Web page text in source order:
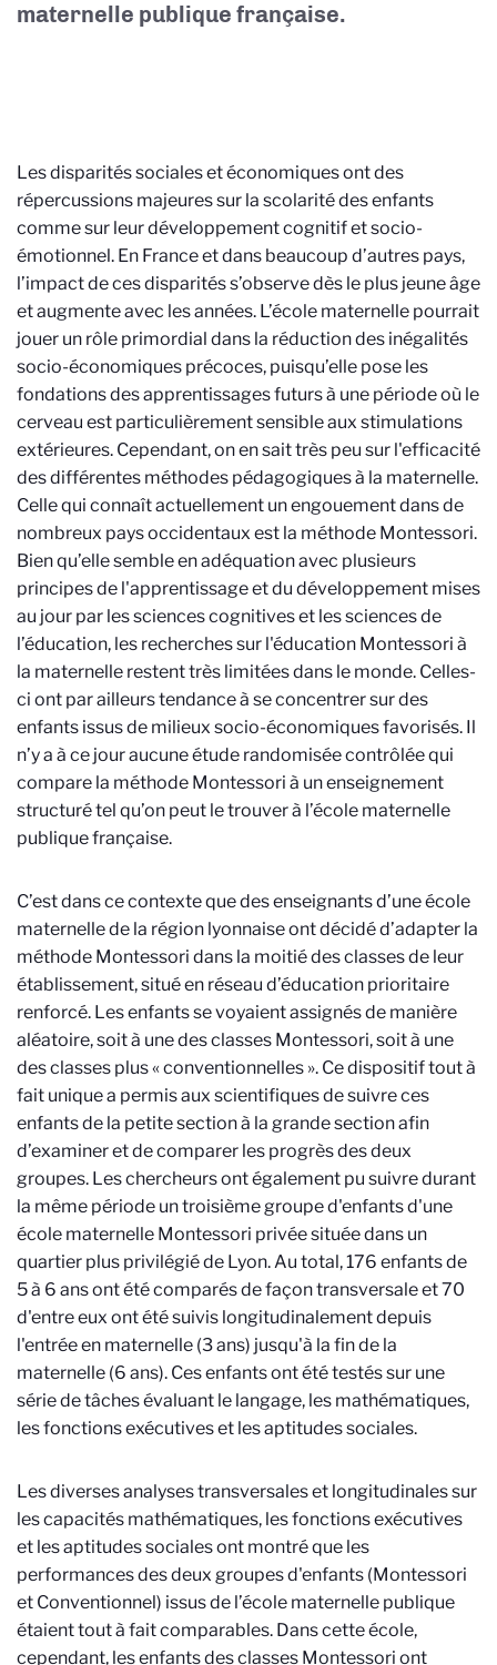
maternelle publique française.
Les disparités sociales et économiques ont des
répercussions majeures sur la scolarité des enfants
comme sur leur développement cognitif et socio-
émotionnel. En France et dans beaucoup d’autres pays,
l’impact de ces disparités s’observe dès le plus jeune âge
et augmente avec les années. L’école maternelle pourrait
jouer un rôle primordial dans la réduction des inégalités
socio-économiques précoces, puisqu’elle pose les
fondations des apprentissages futurs à une période où le
cerveau est particulièrement sensible aux stimulations
extérieures. Cependant, on en sait très peu sur l'efficacité
des différentes méthodes pédagogiques à la maternelle.
Celle qui connaît actuellement un engouement dans de
nombreux pays occidentaux est la méthode Montessori.
Bien qu’elle semble en adéquation avec plusieurs
principes de l'apprentissage et du développement mises
au jour par les sciences cognitives et les sciences de
l’éducation, les recherches sur l'éducation Montessori à
la maternelle restent très limitées dans le monde. Celles-
ci ont par ailleurs tendance à se concentrer sur des
enfants issus de milieux socio-économiques favorisés. Il
n’y a à ce jour aucune étude randomisée contrôlée qui
compare la méthode Montessori à un enseignement
structuré tel qu’on peut le trouver à l’école maternelle
publique française.
C’est dans ce contexte que des enseignants d’une école
maternelle de la région lyonnaise ont décidé d’adapter la
méthode Montessori dans la moitié des classes de leur
établissement, situé en réseau d’éducation prioritaire
renforcé. Les enfants se voyaient assignés de manière
aléatoire, soit à une des classes Montessori, soit à une
des classes plus « conventionnelles ». Ce dispositif tout à
fait unique a permis aux scientifiques de suivre ces
enfants de la petite section à la grande section afin
d’examiner et de comparer les progrès des deux
groupes. Les chercheurs ont également pu suivre durant
la même période un troisième groupe d'enfants d'une
école maternelle Montessori privée située dans un
quartier plus privilégié de Lyon. Au total, 176 enfants de
5 à 6 ans ont été comparés de façon transversale et 70
d'entre eux ont été suivis longitudinalement depuis
l'entrée en maternelle (3 ans) jusqu'à la fin de la
maternelle (6 ans). Ces enfants ont été testés sur une
série de tâches évaluant le langage, les mathématiques,
les fonctions exécutives et les aptitudes sociales.
Les diverses analyses transversales et longitudinales sur
les capacités mathématiques, les fonctions exécutives
et les aptitudes sociales ont montré que les
performances des deux groupes d'enfants (Montessori
et Conventionnel) issus de l’école maternelle publique
étaient tout à fait comparables. Dans cette école,
cependant, les enfants des classes Montessori ont